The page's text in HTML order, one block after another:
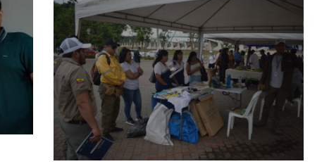
Inicio
Nosotros
¿Qué Hacemos?